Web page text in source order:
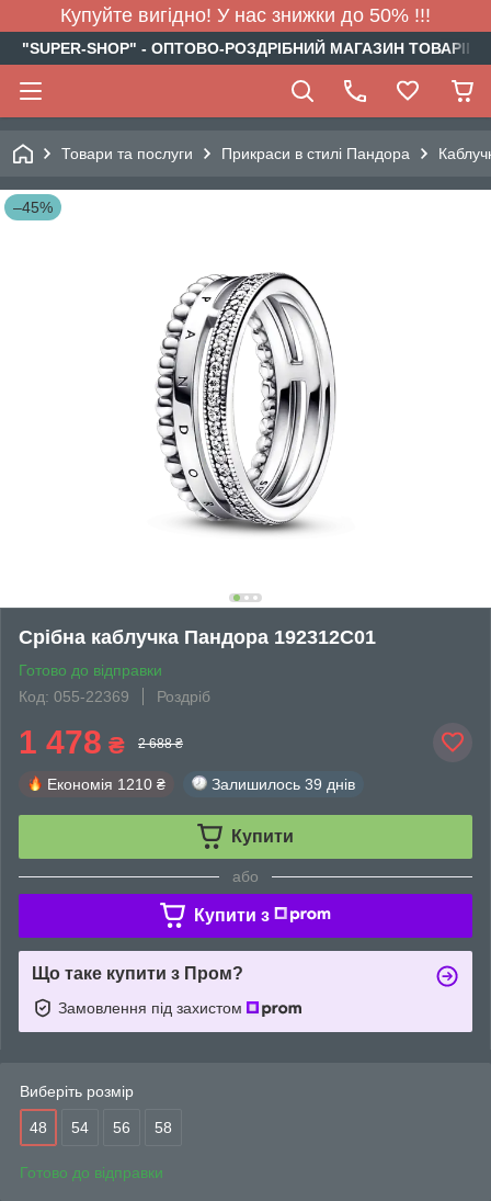
Купуйте вигідно! У нас знижки до 50% !!!
"SUPER-SHOP" - ОПТОВО-РОЗДРІБНИЙ МАГАЗИН
Товари та послуги Прикраси в стилі Пандора
–45%
Срібна каблучка Пандора 192312C01
Готово до відправки
Код: 055-22369
Роздріб
1 478 ₴ 2 688 ₴
Економія 1210 ₴ Залишилось 39 днів
Купити
або
Купити з
Що таке купити з Пром?
Замовлення під захистом
Виберіть розмір
48 54 56 58
Готово до відправки